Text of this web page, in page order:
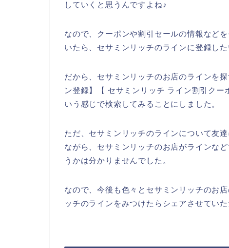
していくと思うんですよね♪
なので、クーポンや割引セールの情報など
いたら、セサミンリッチのラインに登録した
だから、セサミンリッチのお店のラインを
ン登録】【 セサミンリッチ ライン割引ク
いう感じで検索してみることにしました。
ただ、セサミンリッチのラインについて友
ながら、セサミンリッチのお店がラインな
うかは分かりませんでした。
なので、今後も色々とセサミンリッチのお
ッチのラインをみつけたらシェアさせてい